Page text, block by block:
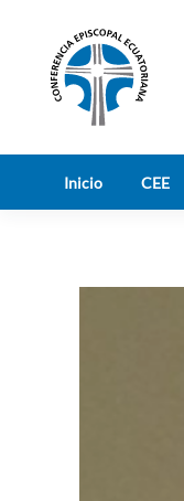
Skip to main
Inicio CEE